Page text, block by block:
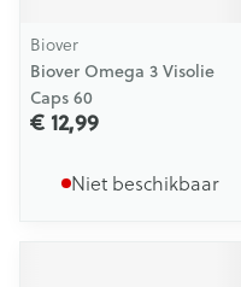
Biover
Biover Omega 3 Visolie
Caps 60
€ 12,99
Niet beschikbaar